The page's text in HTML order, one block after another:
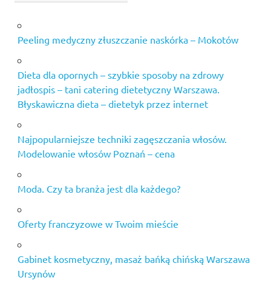
Peeling medyczny złuszczanie naskórka – Mokotów
Dieta dla opornych – szybkie sposoby na zdrowy
jadłospis – tani catering dietetyczny Warszawa.
Błyskawiczna dieta – dietetyk przez internet
Najpopularniejsze techniki zagęszczania włosów.
Modelowanie włosów Poznań – cena
Moda. Czy ta branża jest dla każdego?
Oferty franczyzowe w Twoim mieście
Gabinet kosmetyczny, masaż bańką chińską Warszawa
Ursynów